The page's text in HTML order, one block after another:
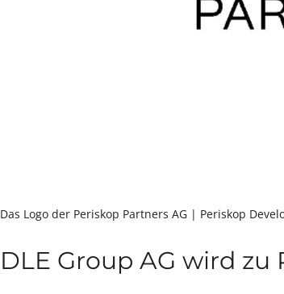
Das Logo der Periskop Partners AG | Periskop
DLE Group AG wird zu